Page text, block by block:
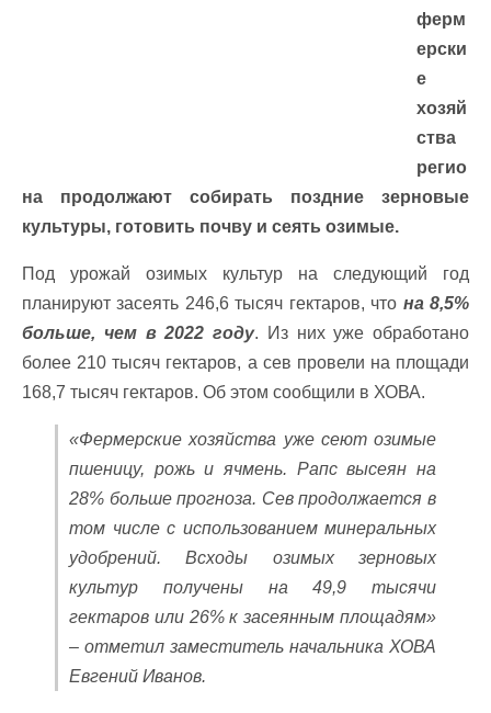
ферм
ерски
е
хозяй
ства
регио
на продолжают собирать поздние зерновые
культуры, готовить почву и сеять озимые.
Под урожай озимых культур на следующий год
планируют засеять 246,6 тысяч гектаров, что на 8,5%
больше, чем в 2022 году. Из них уже обработано
более 210 тысяч гектаров, а сев провели на площади
168,7 тысяч гектаров. Об этом сообщили в ХОВА.
«Фермерские хозяйства уже сеют озимые
пшеницу, рожь и ячмень. Рапс высеян на
28% больше прогноза. Сев продолжается в
том числе с использованием минеральных
удобрений. Всходы озимых зерновых
культур получены на 49,9 тысячи
гектаров или 26% к засеянным площадям»
– отметил заместитель начальника ХОВА
Евгений Иванов.